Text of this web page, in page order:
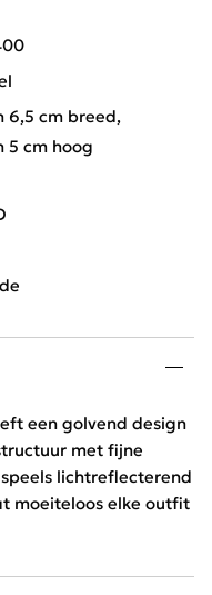
6,5 cm breed,
5 cm hoog
een golvend design
met fijne
lichtreflecterend
moeiteloos elke outfit